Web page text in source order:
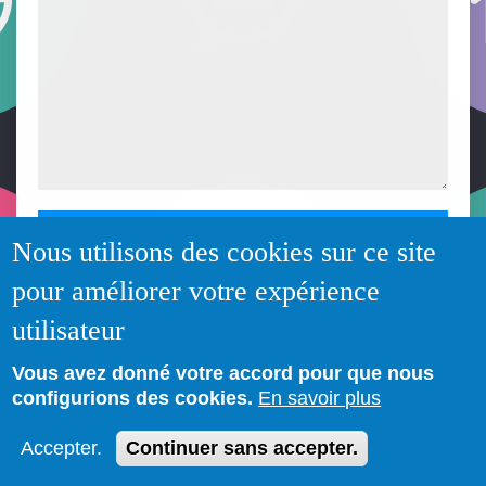
Nous utilisons des cookies sur ce site
pour améliorer votre expérience
utilisateur
Vous avez donné votre accord pour que nous
configurions des cookies. En savoir plus
Accepter. Continuer sans accepter.